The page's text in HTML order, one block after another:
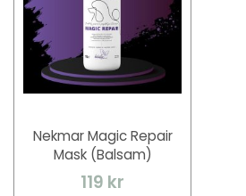
Nekmar Magic Repair
Mask (Balsam)
119 kr